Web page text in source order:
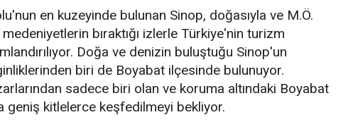
en kuzeyinde bulunan Sinop, doğasıyla ve M.Ö.
bıraktığı izlerle Türkiye'nin turizm
Doğa ve denizin buluştuğu Sinop'un
biri de Boyabat ilçesinde bulunuyor.
sadece biri olan ve koruma altındaki Boyabat
geniş kitlelerce keşfedilmeyi bekliyor.